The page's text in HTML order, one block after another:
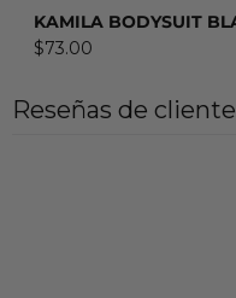
KAMILA BODYSUIT
$73.00
Reseñas de